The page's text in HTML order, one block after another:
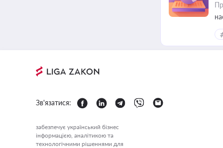
Зв'язатися:
забезпечує український бізнес
інформацією, аналітикою та
технологічними рішеннями для